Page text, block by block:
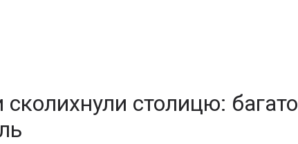
сколихнули столицю: багато